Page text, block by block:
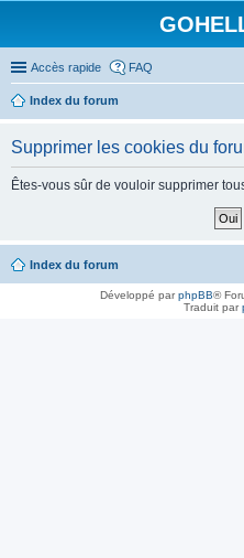
Accès rapide FAQ
Index du forum
Supprimer les cookies du
Êtes-vous sûr de vouloir supprimer
Index du forum
Développé parphpBB®
Traduit par